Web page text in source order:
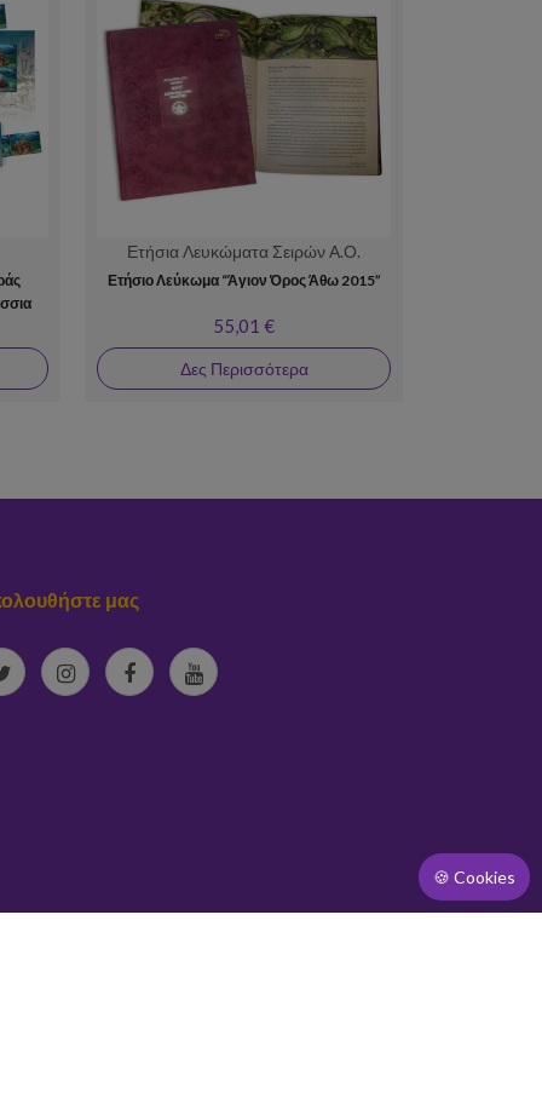
Ετήσια Λευκώματα Σειρών Α.Ο.
Ετήσιο Λεύκωμα “Άγιον Όρος Άθω 2015”
55,01 €
Δες Περισσότερα
μας
🍪 Cookies